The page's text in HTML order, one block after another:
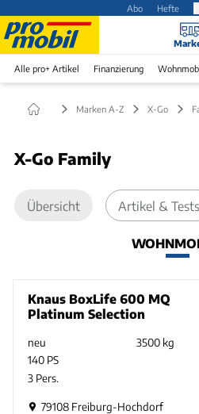
Abo Hefte
Alle pro+ Artikel Finanzierung
Marken A-Z X-Go
X-Go Family
Übersicht Artikel & Tests
Knaus BoxLife 600 MQ
Platinum Selection
neu
3500 kg
140 PS
3 Pers.
79108 Freiburg-Hochdorf